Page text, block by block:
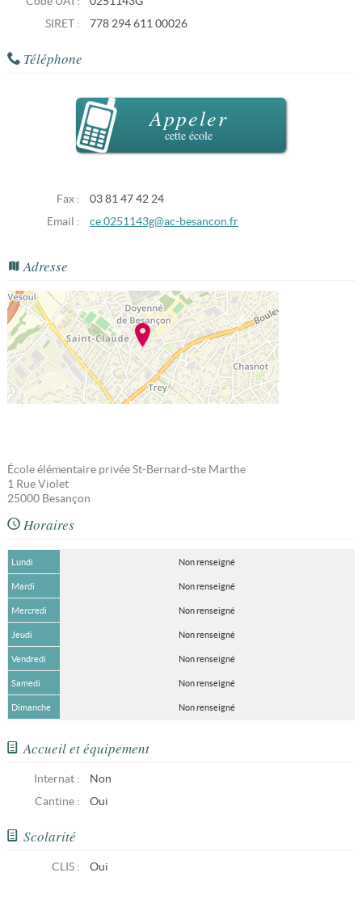
SIRET :
778 294 611 00026
Téléphone
Appeler
cette école
Fax :
03 81 47 42 24
Email :
ce.0251143g@ac-besancon.fr
Adresse
École élémentaire privée St-Bernard-ste Marthe
1 Rue Violet
25000 Besançon
Horaires
Lundi Non renseigné
Mardi Non renseigné
Mercredi Non renseigné
Jeudi Non renseigné
Vendredi Non renseigné
Samedi Non renseigné
Dimanche Non renseigné
Accueil et équipement
Internat :
Non
Cantine :
Oui
Scolarité
CLIS: Oui